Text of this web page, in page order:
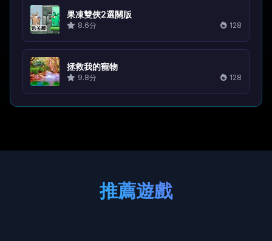
果凍雙俠2選關版
8.6分 128
拯救我的寵物
9.8分 128
推薦遊戲